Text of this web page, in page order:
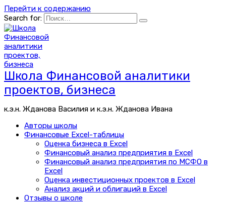
Перейти к содержанию
Search for:
Школа Финансовой аналитики
проектов, бизнеса
к.э.н. Жданова Василия и к.э.н. Жданова Ивана
Авторы школы
Финансовые Excel-таблицы
Оценка бизнеса в Excel
Финансовый анализ предприятия в Excel
Финансовый анализ предприятия по МСФО в
Excel
Оценка инвестиционных проектов в Excel
Анализ акций и облигаций в Excel
Отзывы о школе